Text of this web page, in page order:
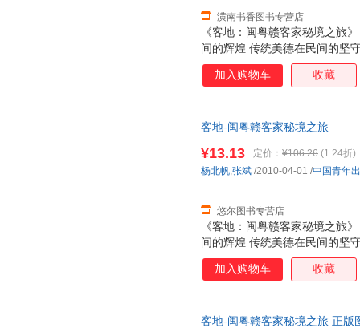
《客地：闽粤赣客家秘境之旅
间的辉煌 传统美德在民间的坚
的人文地理 陆海交汇凝聚的斑
有的心灵桃潭 推开那扇古老的
潢南书香图书专营店
加入购物车 收藏
客地-闽粤赣客家秘境之旅
《客地：闽粤赣客家秘境之旅
间的辉煌 传统美德在民间的坚
的人文地理 陆海交汇凝聚的斑
有的心灵桃潭 推开那扇古老的
¥13.13 定价： ¥106.26 (1.24折)
悠尔图书专营店
杨北帆,张斌 /2010-04-01 /中国青年
加入购物车 收藏
客地-闽粤赣客家秘境之旅 正版